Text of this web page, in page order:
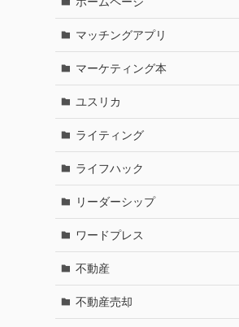
マッチングアプリ
マーケティング本
ユスリカ
ライティング
ライフハック
リーダーシップ
ワードプレス
不動産
不動産売却